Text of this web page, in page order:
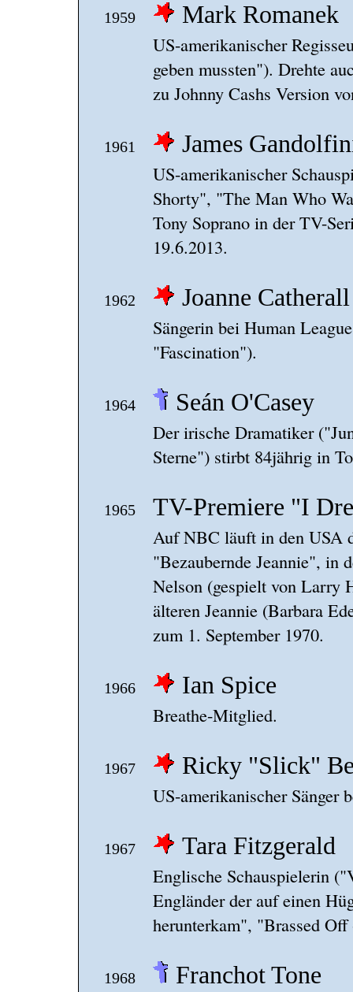
1959 Mark Romanek
US-amerikanischer
geben mussten"). Drehte
zu Johnny Cashs Version
1961 James
US-amerikanischer
Shorty", "The Man Who
Tony Soprano in der TV-
19.6.2013.
1962 Joanne Catherall
Sängerin bei Human
"Fascination").
1964 Seán O'Casey
Der irische Dramatiker
Sterne") stirbt 84jährig in
1965 TV-Premiere "I
Auf NBC läuft in den USA
"Bezaubernde Jeannie", in
Nelson (gespielt von Larry
älteren Jeannie (Barbara
zum 1. September 1970.
1966 Ian Spice
Breathe-Mitglied.
1967 Ricky "Slick"
US-amerikanischer
1967 Tara Fitzgerald
Englische Schauspielerin
Engländer der auf einen
herunterkam", "Brassed
1968 Franchot Tone